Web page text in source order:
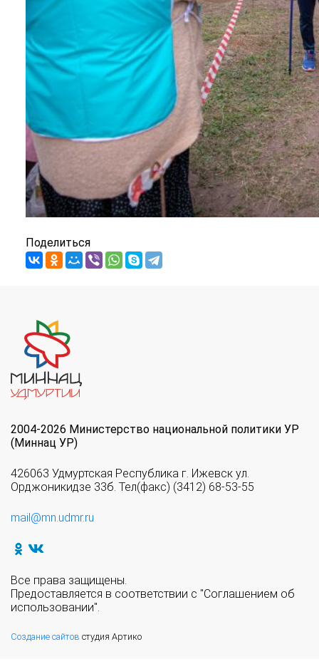
Поделиться
2004-2026 Министерство национальной политики УР
(Миннац УР)
426063 Удмуртская Республика г. Ижевск ул.
Орджоникидзе 33б. Тел(факс) (3412) 68-53-55
mail@mn.udmr.ru
Все права защищены.
Предоставляется в соответствии с "Соглашением об
использовании".
Создание сайтов студия Артико